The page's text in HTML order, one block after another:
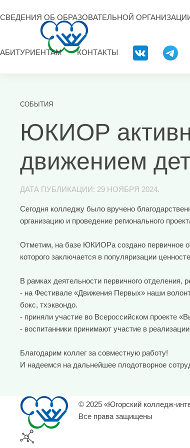
СВЕДЕНИЯ ОБ ОБРАЗОВАТЕЛЬНОЙ
АБИТУРИЕНТАМ КОНТАКТЫ
СОБЫТИЯ
ЮКИОР
движением
ДАТА ПУБЛИКАЦИИ: 29 НОЯБРЯ 2024.
Сегодня колледжу было вручено
организацию и проведение регионального
Отметим, на базе ЮКИОРа создано первичное
которого заключается в популяризации
В рамках деятельности первичного отделения,
- на Фестивале «Движения Первых» наши
бокс, тхэквондо.
- приняли участие во Всероссийском проекте
- воспитанники принимают участие в
Благодарим коллег за совместную работу!
И надеемся на дальнейшее плодотворное
© 2025 «Югорский колледж-
Все права защищены